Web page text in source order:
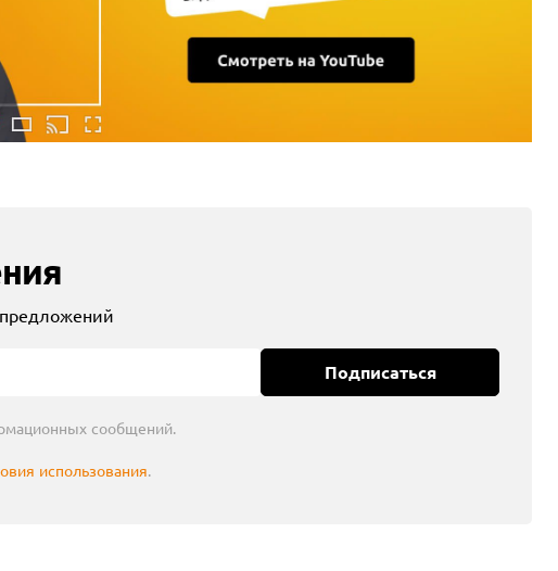
Подписаться
сообщений.
использования.